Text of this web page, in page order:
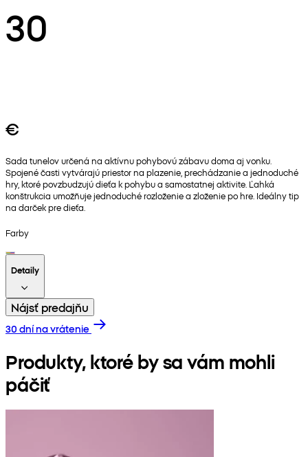
30
€
Sada tunelov určená na aktívnu pohybovú zábavu doma aj vonku.
Spojené časti vytvárajú priestor na plazenie, prechádzanie a jednoduché
hry, ktoré povzbudzujú dieťa k pohybu a samostatnej aktivite. Ľahká
konštrukcia umožňuje jednoduché rozloženie a zloženie po hre. Ideálny tip
na darček pre dieťa.
Farby
Detaily
Nájsť predajňu
30 dní na vrátenie
Produkty, ktoré by sa vám mohli
páčiť